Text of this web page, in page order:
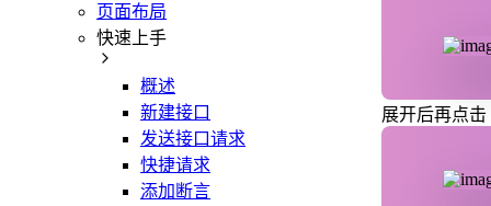
页面布局
快速上手
概述
新建接口
发送接口请求
快捷请求
添加断言
展开后再点击